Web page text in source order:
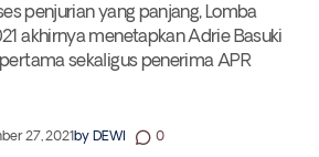
penjurian yang panjang, Lomba
akhirnya menetapkan Adrie Basuki
sekaligus penerima APR
27, 2021by DEWI 0